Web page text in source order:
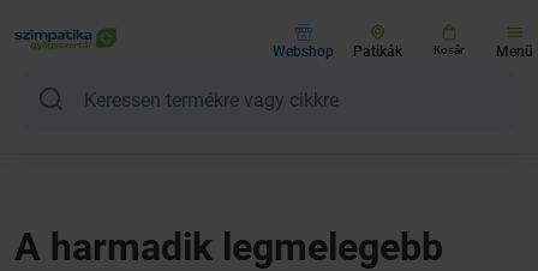
Webshop Patikák Kosár Menü
A harmadik legmelegebb